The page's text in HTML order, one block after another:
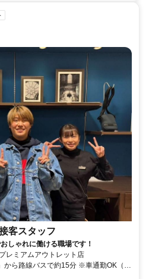
客スタッフ
しゃれに働ける職場です！
レミアムアウトレット店
から路線バスで約15分 ※車通勤OK（従